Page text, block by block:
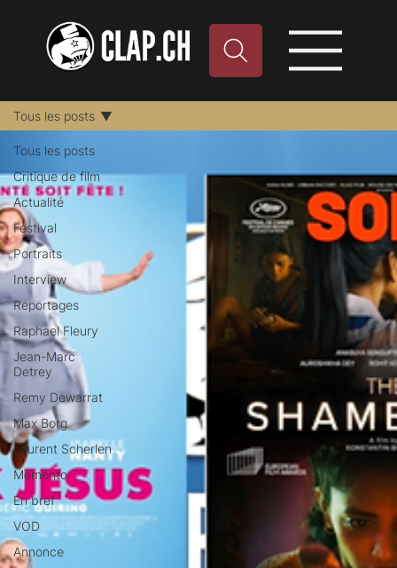
Tous les posts
Critique de film
Actualité
Festival
Portraits
Interview
Reportages
Raphael Fleury
Jean-Marc
Detrey
Remy Dewarrat
Max Borg
Laurent Scherlen
Memento
En bref
VOD
Annonce
Tous les posts